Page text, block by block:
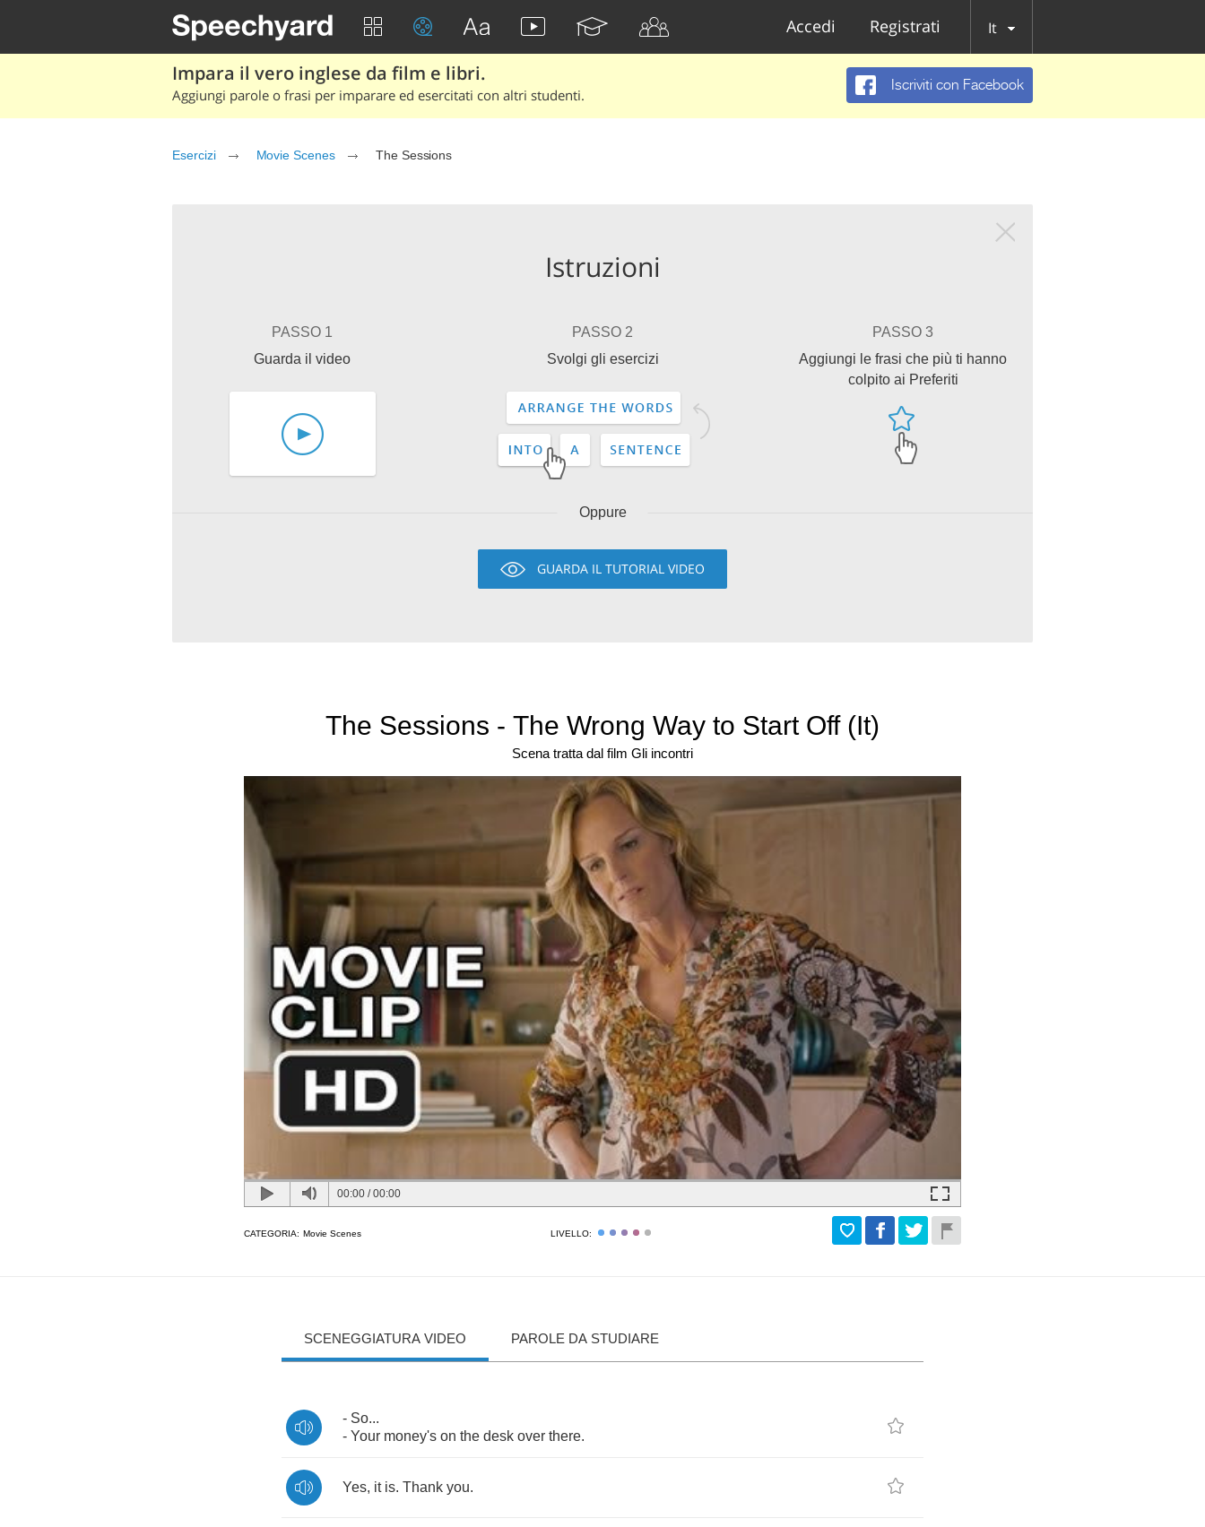
Accedi Registrati It
Impara il vero inglese da film e libri.
Aggiungi parole o frasi per imparare ed esercitati con altri studenti.
Iscriviti con Facebook
Esercizi Movie Scenes The Sessions
Istruzioni
PASSO 1
Guarda il video
PASSO 2
Svolgi gli esercizi
PASSO 3
Aggiungi le frasi che più ti hanno
colpito ai Preferiti
Oppure
GUARDA IL TUTORIAL VIDEO
The Sessions - The Wrong Way to Start Off (It)
Scena tratta dal film Gli incontri
00:00 /00:00
CATEGORIA: Movie Scenes LIVELLO:
SCENEGGIATURA VIDEO PAROLE DA STUDIARE
- So...
- Your money's on the desk over there.
Yes, it is. Thank you.